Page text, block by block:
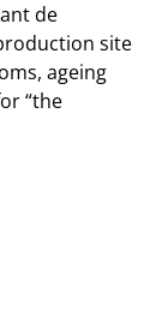
de
site
ageing
“the